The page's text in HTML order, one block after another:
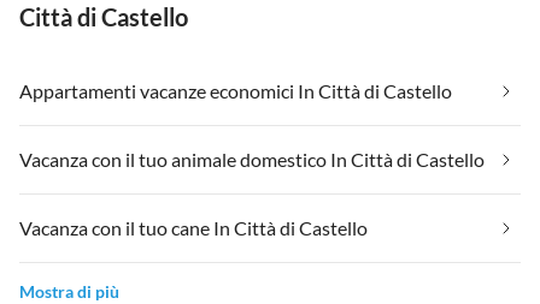
Città di Castello
Appartamenti vacanze economici In Città di Castello
Vacanza con il tuo animale domestico In Città di Castello
Vacanza con il tuo cane In Città di Castello
Mostra di più